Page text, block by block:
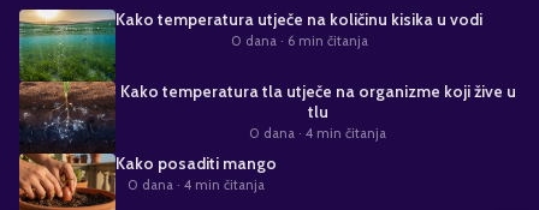
Kako temperatura utječe na količinu kisika u vodi
0 dana· 6 min čitanja
Kako temperatura tla utječe na organizme koji žive u
tlu
0 dana · 4 min čitanja
Kako posaditi mango
0 dana · 4 min čitanja